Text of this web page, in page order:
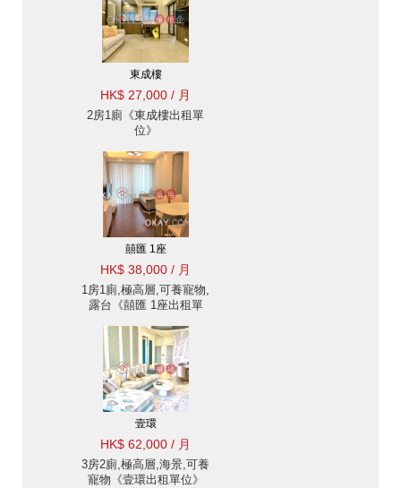
東成樓
HK$ 27,000 / 月
2房1廁《東成樓出租單
位》
囍匯 1座
HK$ 38,000 / 月
1房1廁,極高層,可養寵物,
露台《囍匯 1座出租單
壹環
HK$ 62,000 / 月
3房2廁,極高層,海景,可養
寵物《壹環出租單位》